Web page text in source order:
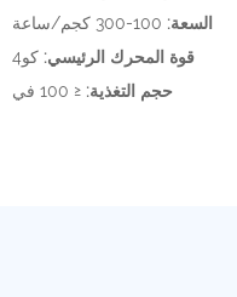
السعة: 100-300 كجم/ساعة
قوة المحرك الرئيسي: كو4
حجم التغذية: ≤ 100 في